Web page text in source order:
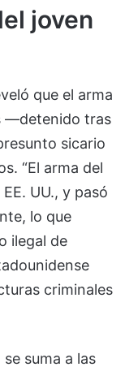
joven
que el arma
—detenido tras
sicario
“El arma del
UU., y pasó
lo que
ilegal de
criminales
suma a las